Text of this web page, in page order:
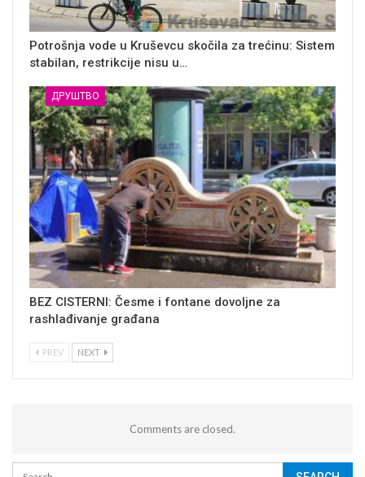
Potrošnja vode u Kruševcu skočila za trećinu: Sistem
stabilan, restrikcije nisu u…
ДРУШТВО
BEZ CISTERNI: Česme i fontane dovoljne za
rashlađivanje građana
PREV NEXT
Comments are closed.